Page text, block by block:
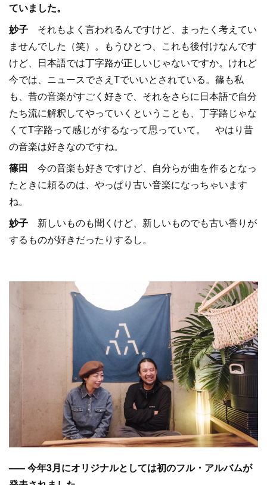
ていました。
妙子 それもよく言われるんですけど、まったく考えてい
ませんでした（笑）。もうひとつ、これも後付けなんです
けど、日本語では丁字路が正しいじゃないですか。けれど
今では、ニュースでさえTでいいとされている。篠も私
も、昔の音楽がすごく好きで、それをさらに日本語で自分
たち流に解釈してやっていくということも、丁字路じゃな
くてT字路って感じがするなって思っていて。 やはり昔
の音楽は好きなのですね。
篠田 今の音楽も好きですけど、自分らが曲を作るとなっ
たときに頼るのは、やっぱり古い音楽になっちゃいます
ね。
妙子 新しいものも聞くけど、新しいものでも古い香りが
するものが好きだったりするし。
––– 今年3月にオリジナルとしては初のフル・アルバムが